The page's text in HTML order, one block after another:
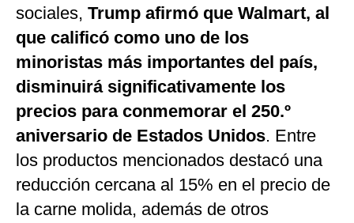
sociales, Trump afirmó que Walmart, al
que calificó como uno de los
minoristas más importantes del país,
disminuirá significativamente los
precios para conmemorar el 250.º
aniversario de Estados Unidos. Entre
los productos mencionados destacó una
reducción cercana al 15% en el precio de
la carne molida, además de otros